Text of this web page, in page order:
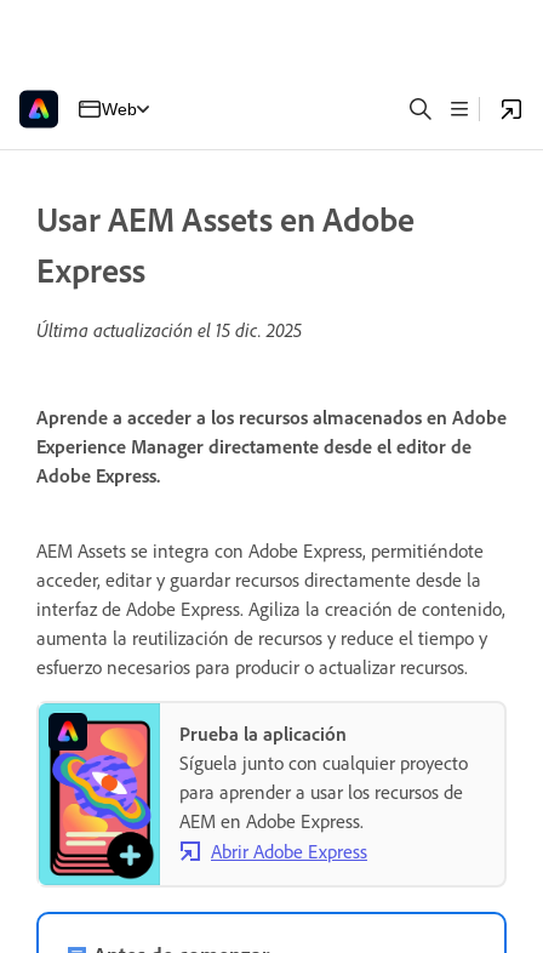
Web
Usar AEM Assets en Adobe
Express
Última actualización el 15 dic. 2025
Aprende a acceder a los recursos almacenados en Adobe
Experience Manager directamente desde el editor de
Adobe Express.
AEM Assets se integra con Adobe Express, permitiéndote
acceder, editar y guardar recursos directamente desde la
interfaz de Adobe Express. Agiliza la creación de contenido,
aumenta la reutilización de recursos y reduce el tiempo y
esfuerzo necesarios para producir o actualizar recursos.
Prueba la aplicación
Síguela junto con cualquier proyecto
para aprender a usar los recursos de
AEM en Adobe Express.
Abrir Adobe Express